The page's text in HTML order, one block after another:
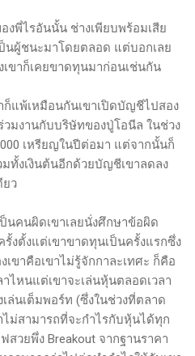
งพี่ไรอันนั้น ช่างเพียบพร้อมเสีย
นผู้ชนะมาโดยตลอด แต่บอกเลย
ขาก็เคยขาดทุนมาก่อนเช่นกัน
ก็แพ้เหมือนกันเขาเปิดบัญชีไปสอง
มงานกับบริษัทของปู่โอนีล ในช่วง
เหรียญในปีต่อมา แต่จากนั้นก็
ทั้งเงินต้นอีกด้วยบัญชีเขาลดลง
ยว
นคนผิดเขาเลยนั่งศึกษาข้อผิด
รั้งตั้งแต่เขาขาดทุนเป็นครั้งแรกซึ่ง
ขาคือเขาไม่รู้จักกาละเทศะ ก็คือ
าไหนแต่เขาจะเล่นหุ้นตลอดเวลา
ล่นเต็มพอร์ท (ซึ่งในช่วงที่ตลาด
ไม่สามารถที่จะกำไรกับหุ้นได้ทุก
วยพึ่ง Breakout จากฐานราคา